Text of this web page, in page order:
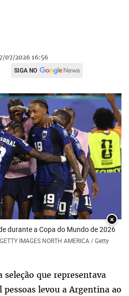
07/2026 16:56
SIGA NO
×
durante a Copa do Mundo de 2026
IMAGES NORTH AMERICA / Getty
que representava
levou a Argentina ao